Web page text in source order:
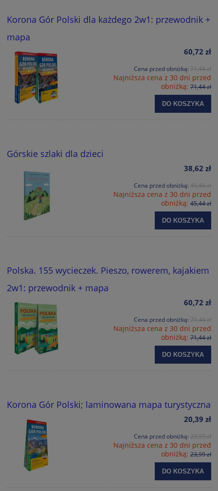
Korona Gór Polski dla każdego 2w1: przewodnik +
mapa
60,72 zł
Cena przed obniżką: 71,44 zł
Najniższa cena z 30 dni przed
obniżką: 71,44 zł
DO KOSZYKA
Górskie szlaki dla dzieci
38,62 zł
Cena przed obniżką: 45,44 zł
Najniższa cena z 30 dni przed
obniżką: 45,44 zł
DO KOSZYKA
Polska. 155 wycieczek. Pieszo, rowerem, kajakiem
2w1: przewodnik + mapa
60,72 zł
Cena przed obniżką: 71,44 zł
Najniższa cena z 30 dni przed
obniżką: 71,44 zł
DO KOSZYKA
Korona Gór Polski; laminowana mapa turystyczna
20,39 zł
Cena przed obniżką: 23,99 zł
Najniższa cena z 30 dni przed
obniżką: 23,99 zł
DO KOSZYKA